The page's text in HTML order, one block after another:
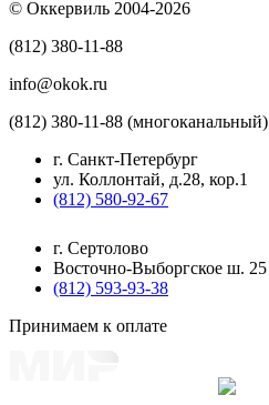
© Оккервиль 2004-2026
(812) 380-11-88
info@okok.ru
(812) 380-11-88 (многоканальный)
г. Санкт-Петербург
ул. Коллонтай, д.28, кор.1
(812) 580-92-67
г. Сертолово
Восточно-Выборгское ш. 25
(812) 593-93-38
Принимаем к оплате